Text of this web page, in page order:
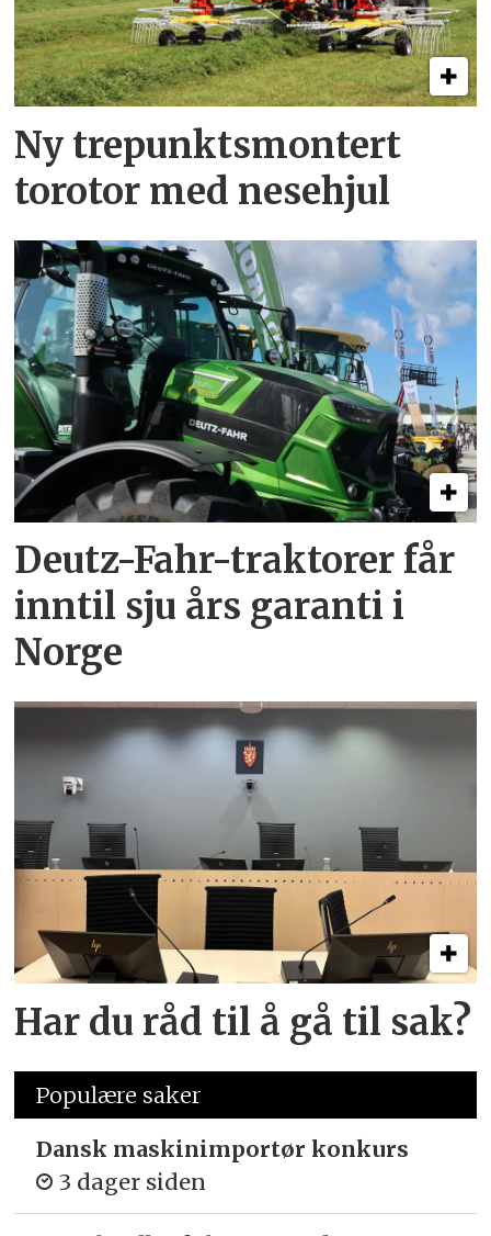
Ny trepunkts­montert
torotor med nesehjul
Deutz-Fahr-traktorer får
inntil sju års garanti i
Norge
Har du råd til å gå til sak?
Populære saker
Dansk maskinimportør konkurs
3 dager siden